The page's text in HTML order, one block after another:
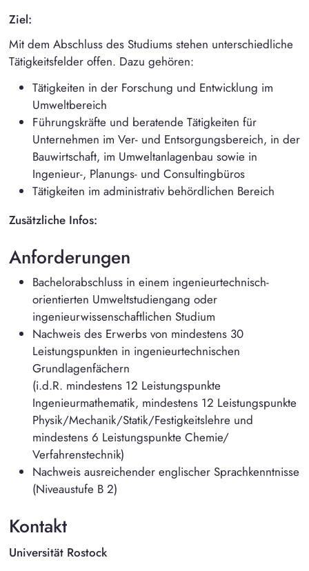
Ziel:
Mit dem Abschluss des Studiums stehen unterschiedliche
Tätigkeitsfelder offen. Dazu gehören:
Tätigkeiten in der Forschung und Entwicklung im
Umweltbereich
Führungskräfte und beratende Tätigkeiten für
Unternehmen im Ver- und Entsorgungsbereich, in der
Bauwirtschaft, im Umweltanlagenbau sowie in
Ingenieur-, Planungs- und Consultingbüros
Tätigkeiten im administrativ behördlichen Bereich
Zusätzliche Infos:
Anforderungen
Bachelorabschluss in einem ingenieurtechnisch-
orientierten Umweltstudiengang oder
ingenieurwissenschaftlichen Studium
Nachweis des Erwerbs von mindestens 30
Leistungspunkten in ingenieurtechnischen
Grundlagenfächern
(i.d.R. mindestens 12 Leistungspunkte
Ingenieurmathematik, mindestens 12 Leistungspunkte
Physik/Mechanik/Statik/Festigkeitslehre und
mindestens 6 Leistungspunkte Chemie/
Verfahrenstechnik)
Nachweis ausreichender englischer Sprachkenntnisse
(Niveaustufe B 2)
Kontakt
Universität Rostock